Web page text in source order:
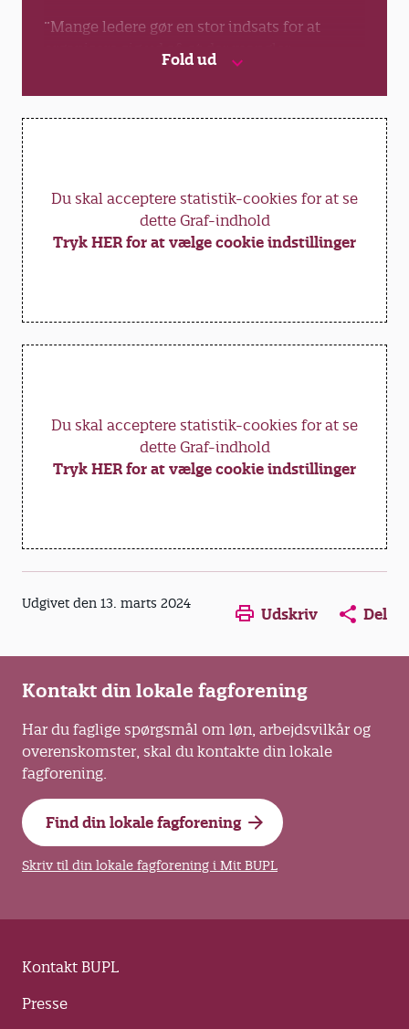
”Mange ledere gør en stor indsats for at
organisere sig ud af, at der mangler
pædagoger. Det kræver, at man eksempelvis
sikrer pædagogerne rum til at kunne sparre
med hinanden på tværs af stuerne,” siger hun.
kender børnene. Unni Lind anbefaler også, at
man skaber rum for, at pædagogerne kan
udfolde pædagogikken og sprede viden om
bane ikke er hensigtsmæssigt at have så langt
mellem pædagogerne, som det mange steder
Fold ud
Du skal acceptere statistik-cookies for at se
dette Graf-indhold
Tryk HER for at vælge cookie indstillinger
Du skal acceptere statistik-cookies for at se
dette Graf-indhold
Tryk HER for at vælge cookie indstillinger
Udgivet den 13. marts 2024 Opens in a new window
Opens in a new
Opens in
Udskriv Del
Kontakt din lokale fagforening
Har du faglige spørgsmål om løn, arbejdsvilkår og
overenskomster, skal du kontakte din lokale
fagforening.
Find din lokale fagforening
Skriv til din lokale fagforening i Mit BUPL
Kontakt BUPL
Presse